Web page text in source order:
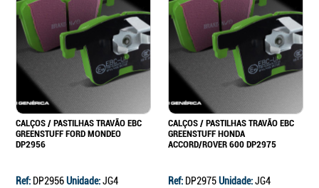
CALÇOS / PASTILHAS TRAVÃO EBC
GREENSTUFF FORD MONDEO
DP2956
Ref: DP2956Unidade:JG4
CALÇOS / PASTILHAS TRAVÃO EBC
GREENSTUFF HONDA
ACCORD/ROVER 600 DP2975
Ref: DP2975Unidade:JG4